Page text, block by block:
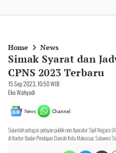
Home News
Simak Syarat dan
CPNS 2023 Terbaru
15 Sep 2023, 10:50 WIB
Eko Wahyudi
News Channel
Sejumlah petugas pelayan publik non Aparatur Sipil Negara
di Kantor Badan Pendapan Daerah Kota Makassar,